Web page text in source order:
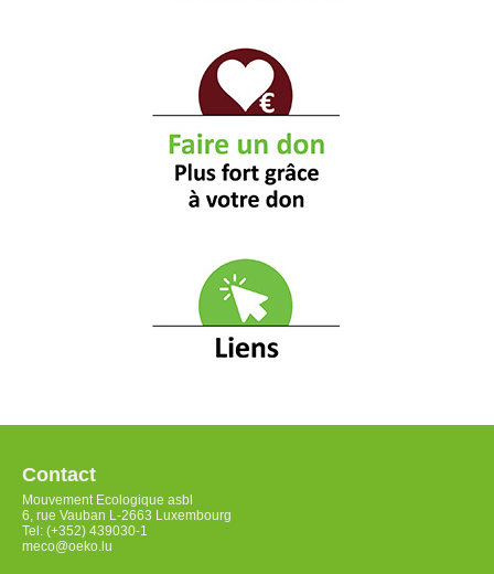
Contact
Mouvement Ecologique asbl
6, rue Vauban L-2663 Luxembourg
Tel: (+352) 439030-1
meco@oeko.lu